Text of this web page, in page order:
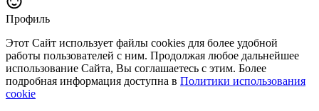
Профиль
Этот Сайт использует файлы cookies для более удобной
работы пользователей с ним. Продолжая любое дальнейшее
использование Сайта, Вы соглашаетесь с этим. Более
подробная информация доступна в Политики использования
cookie